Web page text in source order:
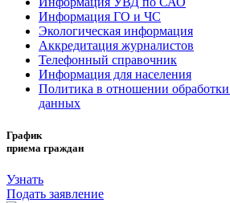
Информация ГО и ЧС
Экологическая информация
Аккредитация журналистов
Телефонный справочник
Информация для населения
Политика в отношении
данных
График
приема граждан
Узнать
Подать заявление